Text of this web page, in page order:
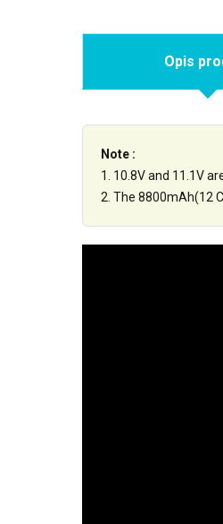
Opis
Note :
1. 10.8V and 11.1V
2. The 8800mAh(12